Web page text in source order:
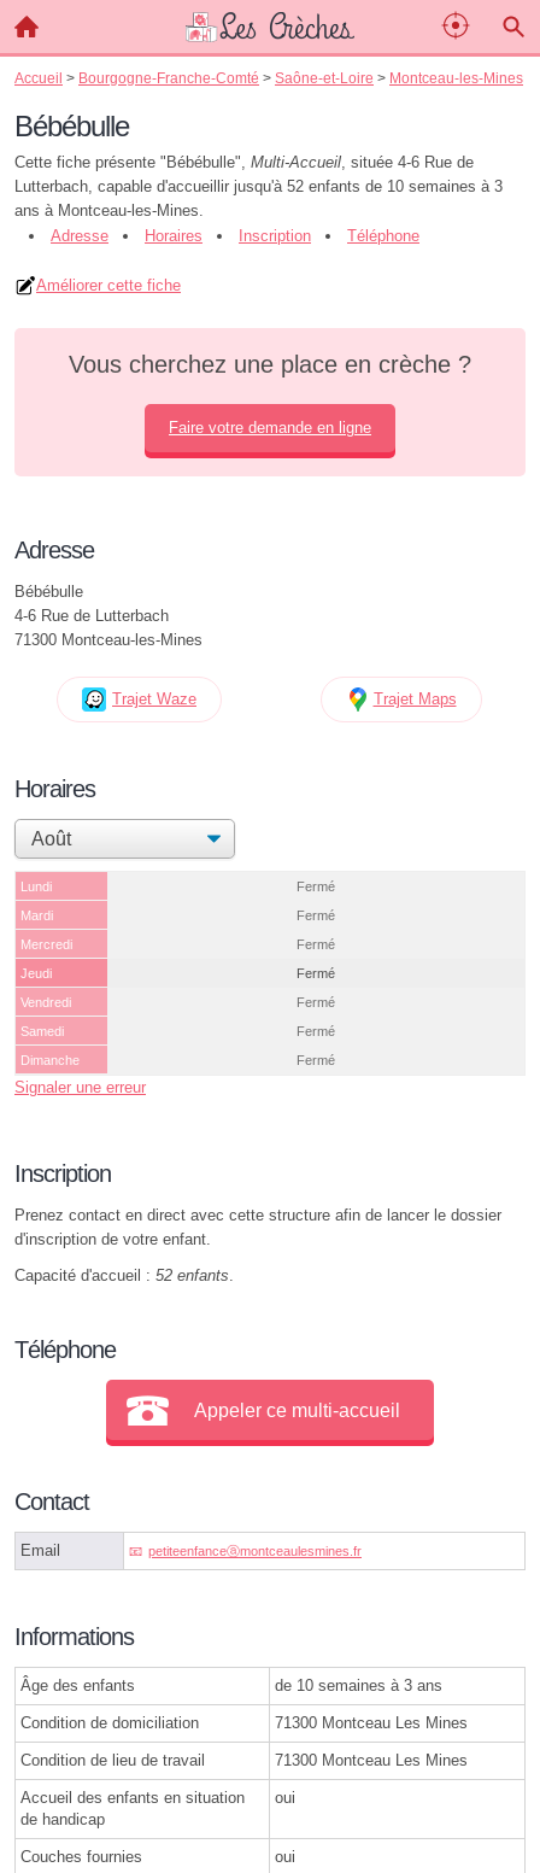
Accueil > Bourgogne-Franche-Comté > Saône-et-Loire > Montceau-les-Mines
Bébébulle
Cette fiche présente "Bébébulle", Multi-Accueil, située 4-6 Rue de
Lutterbach, capable d'accueillir jusqu'à 52 enfants de 10 semaines à 3
ans à Montceau-les-Mines.
Adresse
Horaires Inscription Téléphone
Améliorer cette fiche
Vous cherchez une place en crèche ?
Faire votre demande en ligne
Adresse
Bébébulle
4-6 Rue de Lutterbach
71300 Montceau-les-Mines
Trajet Waze Trajet Maps
Horaires
Lundi
Fermé
Mardi
Fermé
Mercredi
Fermé
Jeudi
Fermé
Vendredi
Fermé
Samedi
Fermé
Dimanche
Fermé
Signaler une erreur
Inscription
Prenez contact en direct avec cette structure afin de lancer le dossier
d'inscription de votre enfant.
Capacité d'accueil : 52 enfants.
Téléphone
Appeler ce multi-accueil
Contact
Email petiteenfanceⓐmontceaulesmines.fr
Informations
Âge des enfants de 10 semaines à 3 ans
Condition de domiciliation 71300 Montceau Les Mines
Condition de lieu de travail 71300 Montceau Les Mines
Accueil des enfants en situation
de handicap
oui
Couches fournies oui